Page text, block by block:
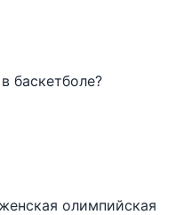
баскетболе?
олимпийская